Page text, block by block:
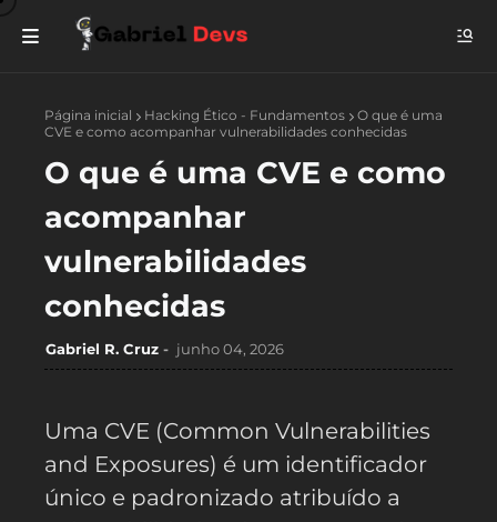
Página inicial Hacking Ético - Fundamentos
O que é uma
CVE e como acompanhar vulnerabilidades conhecidas
O que é uma CVE e como
acompanhar
vulnerabilidades
conhecidas
Gabriel R. Cruz junho 04, 2026
Uma CVE (Common Vulnerabilities
and Exposures) é um identificador
único e padronizado atribuído a